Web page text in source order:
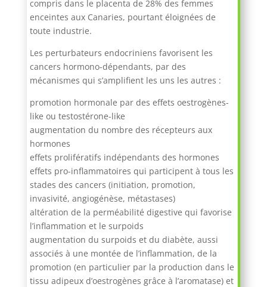
compris dans le placenta de 28% des femmes
enceintes aux Canaries, pourtant éloignées de
toute industrie.
Les perturbateurs endocriniens favorisent les
cancers hormono-dépendants, par des
mécanismes qui s’amplifient les uns les autres :
promotion hormonale par des effets oestrogènes-
like ou testostérone-like
augmentation du nombre des récepteurs aux
hormones
effets prolifératifs indépendants des hormones
effets pro-inflammatoires qui participent à tous les
stades des cancers (initiation, promotion,
invasivité, angiogénèse, métastases)
altération de la perméabilité digestive qui favorise
l’inflammation et le surpoids
augmentation du surpoids et du diabète, aussi
associés à une montée de l’inflammation, de la
promotion (en particulier par la production dans le
tissu adipeux d’oestrogènes grâce à l’aromatase) et